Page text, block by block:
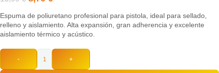
Espuma de poliuretano profesional para pistola, ideal para sellado,
relleno y aislamiento. Alta expansión, gran adherencia y excelente
aislamiento térmico y acústico.
- +